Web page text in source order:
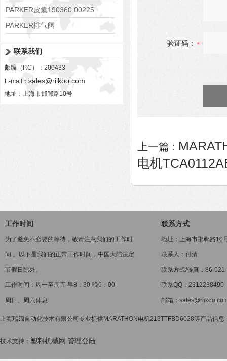
PARKER皮囊190360 00225
PARKER排气阀
联系我们
邮编（P.C）：200433
E-mail： sales@riikoo.com
地址：上海市邯郸路10号
验证码：
上一篇 :
电机
工作时间
为了避免不必要的等待，敬请注意我们的工作时
间 。以下是我们的正常工作时间，中国大陆法定
节假日除外。
工作时间：周一至周五 早8：30-晚6：00
周日、周六休息
联系方式
地址：上海市邯郸路10
联系人：付清
联系方式/传真：86-
联系QQ：2312238490
邮箱：
上海瑞阔自动化技术有限公司专业提供MARATHON电机213TTFBD6028等产品信
技术支持： 塑料机械网 管理登陆